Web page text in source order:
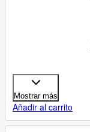
Mostrar más
Añadir al carrito